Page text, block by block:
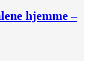
hjemme –